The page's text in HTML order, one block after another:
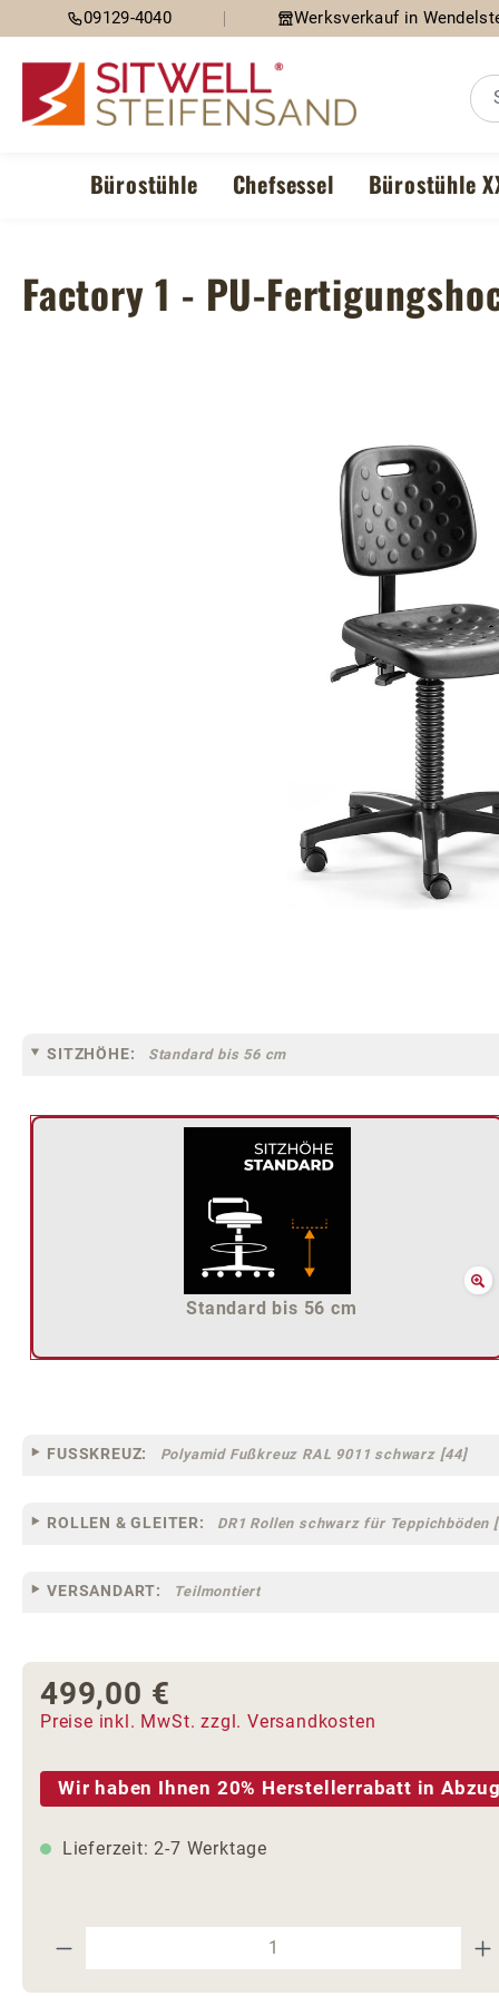
Hauptinhalt springen
Zur Suche springen
Zur Hauptnavigation springen
09129-4040 Werksverkauf in
Bürostühle Chefsessel Bürostühle
Factory 1 - PU-
SITZHÖHE: Standard bis 56 cm
Standard bis 56 cm
FUSSKREUZ: Polyamid Fußkreuz RAL 9011 schwarz [44]
ROLLEN & GLEITER: DR1 Rollen schwarz für Teppichböden
VERSANDART: Teilmontiert
Regulärer Preis:
499,00 €
Preise inkl. MwSt. zzgl. Versandkosten
Wir haben Ihnen 20% Herstellerrabatt in
Lieferzeit: 2-7 Werktage
Produkt Anzahl: Gib den